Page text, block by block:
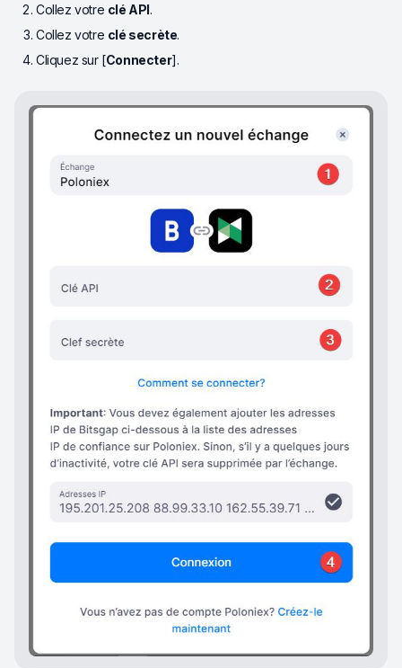
Collez votre clé API.
Collez votre clé secrète.
Cliquez sur [Connecter].